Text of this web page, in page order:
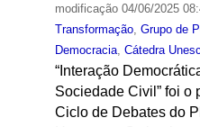
modificação04/06/2025
Transformação, Grupo de
Democracia, Cátedra
“Interação
Sociedade Civil” foi o
Ciclo de Debates do